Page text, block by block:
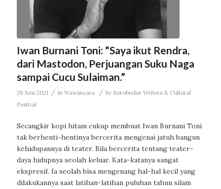
Iwan Burnani Toni: “Saya ikut Rendra,
dari Mastodon, Perjuangan Suku Naga
sampai Cucu Sulaiman.”
28 Juni 2021 / in Wawancara / by Borobudur Writers & Cultural
Festival
Secangkir kopi hitam cukup membuat Iwan Burnani Toni
tak berhenti-hentinya bercerita mengenai jatuh bangun
kehidupannya di teater. Bila bercerita tentang teater-
daya hidupnya seolah keluar. Kata-katanya sangat
ekspresif. Ia seolah bisa mengenang hal-hal kecil yang
dilakukannya saat latihan-latihan puluhan tahun silam